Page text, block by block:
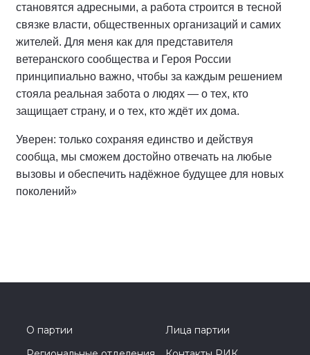
становятся адресными, а работа строится в тесной
связке власти, общественных организаций и самих
жителей. Для меня как для представителя
ветеранского сообщества и Героя России
принципиально важно, чтобы за каждым решением
стояла реальная забота о людях — о тех, кто
защищает страну, и о тех, кто ждёт их дома.
Уверен: только сохраняя единство и действуя
сообща, мы сможем достойно отвечать на любые
вызовы и обеспечить надёжное будущее для новых
поколений»
О партии
Лица партии